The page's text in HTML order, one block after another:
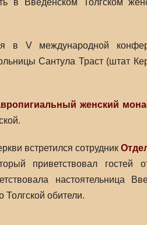
в Введенском Толгском
в V международной
Сантула Траст (штат
женский
встретился сотрудник
приветствовал
настоятельница
обители.